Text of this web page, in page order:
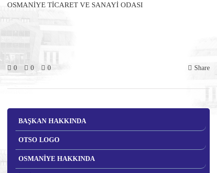
OSMANİYE TİCARET VE SANAYİ ODASI
0 0 0 Share
BAŞKAN HAKKINDA
OTSO LOGO
OSMANİYE HAKKINDA